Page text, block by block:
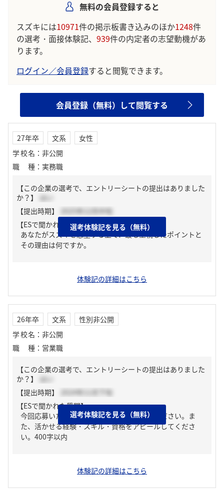
無料の会員登録すると
スズキには10971件の掲示板書き込みのほか1248件
の選考・面接体験記、 939件の内定者の志望動機があ
ります。
ログイン／会員登録すると閲覧できます。
会員登録（無料）して閲覧する
27年卒 文系
女性
学校名 ： 非公開
職種 ： 実務職
【この企業の選考で、エントリーシートの提出はありました
か？】
はい
【提出時期】
2025年12月中旬
【ESで聞かれた質問】
あなたがスズキを志望する上で、最も重視したポイントと
その理由は何ですか。
体験記の詳細はこちら
選考体験記を見る（無料）
26年卒 文系
性別非公開
学校名 ： 非公開
職種 ： 営業職
【この企業の選考で、エントリーシートの提出はありました
か？】
はい
【提出時期】
2024年11月下旬
【ESで聞かれた質問】
今回応募いただく職種の志望理由を教えてください。ま
た、活かせる経験・スキル・資格をアピールしてくださ
い。400字以内
体験記の詳細はこちら
選考体験記を見る（無料）